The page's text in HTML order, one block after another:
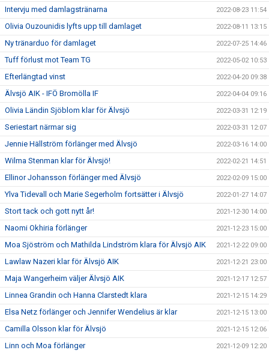
Intervju med damlagstränarna 2022-08-23 11:54
Olivia Ouzounidis lyfts upp till damlaget 2022-08-11 13:15
Ny tränarduo för damlaget 2022-07-25 14:46
Tuff förlust mot Team TG 2022-05-02 10:53
Efterlängtad vinst 2022-04-20 09:38
Älvsjö AIK - IFÖ Bromölla IF 2022-04-04 09:16
Olivia Ländin Sjöblom klar för Älvsjö 2022-03-31 12:19
Seriestart närmar sig 2022-03-31 12:07
Jennie Hällström förlänger med Älvsjö 2022-03-16 14:00
Wilma Stenman klar för Älvsjö! 2022-02-21 14:51
Ellinor Johansson förlänger med Älvsjö 2022-02-09 15:00
Ylva Tidevall och Marie Segerholm fortsätter i Älvsjö 2022-01-27 14:07
Stort tack och gott nytt år! 2021-12-30 14:00
Naomi Okhiria förlänger 2021-12-23 15:00
Moa Sjöström och Mathilda Lindström klara för Älvsjö AIK 2021-12-22 09:00
Lawlaw Nazeri klar för Älvsjö AIK 2021-12-21 23:00
Maja Wangerheim väljer Älvsjö AIK 2021-12-17 12:57
Linnea Grandin och Hanna Clarstedt klara 2021-12-15 14:29
Elsa Netz förlänger och Jennifer Wendelius är klar 2021-12-15 13:00
Camilla Olsson klar för Älvsjö 2021-12-15 12:06
Linn och Moa förlänger 2021-12-09 12:20